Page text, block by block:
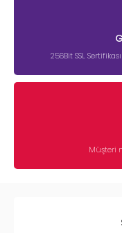
256Bit SSL
Müşteri